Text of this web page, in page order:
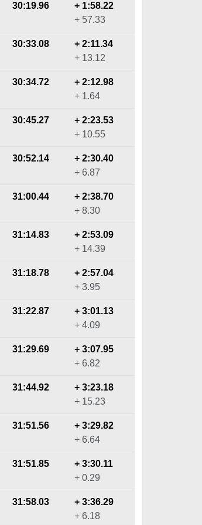
30:19.96
+ 1:58.22
+ 57.33
30:33.08
+ 2:11.34
+ 13.12
30:34.72
+ 2:12.98
+ 1.64
30:45.27
+ 2:23.53
+ 10.55
30:52.14
+ 2:30.40
+ 6.87
31:00.44
+ 2:38.70
+ 8.30
31:14.83
+ 2:53.09
+ 14.39
31:18.78
+ 2:57.04
+ 3.95
31:22.87
+ 3:01.13
+ 4.09
31:29.69
+ 3:07.95
+ 6.82
31:44.92
+ 3:23.18
+ 15.23
31:51.56
+ 3:29.82
+ 6.64
31:51.85
+ 3:30.11
+ 0.29
31:58.03
+ 3:36.29
+ 6.18